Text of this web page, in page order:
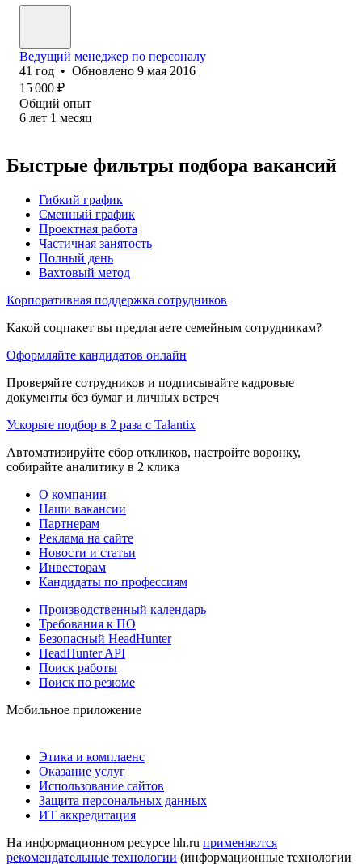
Ведущий менеджер по персоналу
41 год • Обновлено 9 мая 2016
15 000 ₽
Общий опыт
6 лет 1 месяц
Быстрые фильтры подбора вакансий
Гибкий график
Сменный график
Проектная работа
Частичная занятость
Полный день
Вахтовый метод
Корпоративная поддержка сотрудников
Какой соцпакет вы предлагаете семейным сотрудникам?
Оформляйте кандидатов онлайн
Проверяйте сотрудников и подписывайте кадровые
документы без бумаг и личных встреч
Ускорьте подбор в 2 раза с Talantix
Автоматизируйте сбор откликов, настройте воронку,
собирайте аналитику в 2 клика
О компании
Наши вакансии
Партнерам
Реклама на сайте
Новости и статьи
Инвесторам
Кандидаты по профессиям
Производственный календарь
Требования к ПО
Безопасный HeadHunter
HeadHunter API
Поиск работы
Поиск по резюме
Мобильное приложение
Этика и комплаенс
Оказание услуг
Использование сайтов
Защита персональных данных
ИТ аккредитация
На информационном ресурсе hh.ru применяются
рекомендательные технологии (информационные технологии